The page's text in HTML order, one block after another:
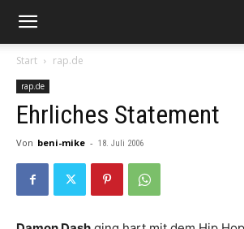
Start rap.de
rap.de
Ehrliches Statement
Von beni-mike - 18. Juli 2006